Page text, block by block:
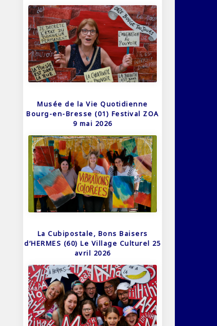
Musée de la Vie Quotidienne
Bourg-en-Bresse (01) Festival ZOA
9 mai 2026
La Cubipostale, Bons Baisers
d’HERMES (60) Le Village Culturel 25
avril 2026